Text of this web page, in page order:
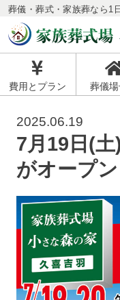
葬儀・葬式・家族葬なら1
費用とプラン 葬儀
2025.06.19
7月19日(
がオープン